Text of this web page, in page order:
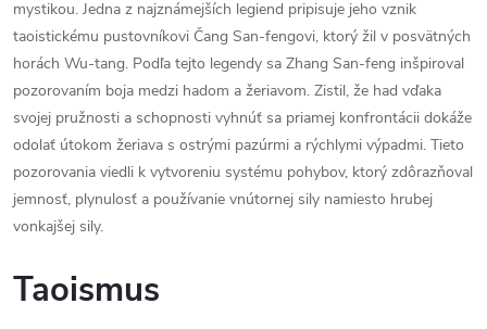
mystikou. Jedna z najznámejších legiend pripisuje jeho vznik
taoistickému pustovníkovi Čang San-fengovi, ktorý žil v posvätných
horách Wu-tang. Podľa tejto legendy sa Zhang San-feng inšpiroval
pozorovaním boja medzi hadom a žeriavom. Zistil, že had vďaka
svojej pružnosti a schopnosti vyhnúť sa priamej konfrontácii dokáže
odolať útokom žeriava s ostrými pazúrmi a rýchlymi výpadmi. Tieto
pozorovania viedli k vytvoreniu systému pohybov, ktorý zdôrazňoval
jemnosť, plynulosť a používanie vnútornej sily namiesto hrubej
vonkajšej sily.
Taoismus